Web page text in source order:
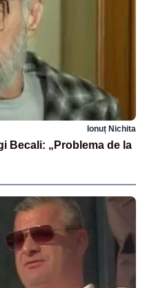
Ionuț Nichita
Becali: „Problema de la